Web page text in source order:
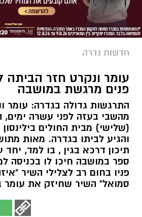
חדשות גדרה
עומר ונקרט חזר
פנים מרגשת במושבה
התרגשות גדולה בגדרה: עומר
מהשבי בעזה לפני עשרה ימים,
(שלישי) מבית החולים
והגיע לביתו בגדרה. מאות
תיכון דרכא בגין , בו למד,
ספר במושבה חיכו לו בכניסה
פניו בחום רב לצלילי השיר
סמואל" השיר שחיזק את עומר